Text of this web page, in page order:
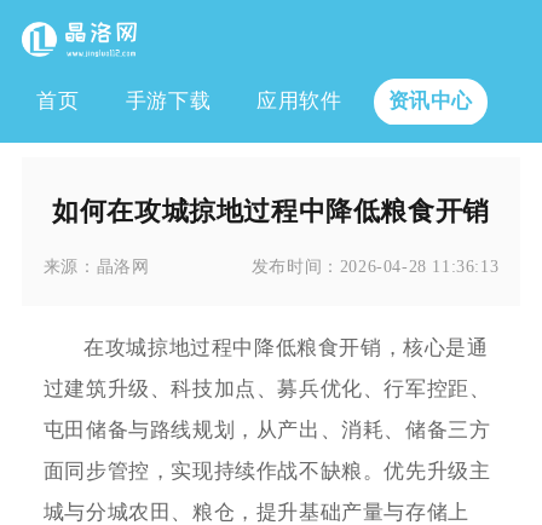
首页 手游下载 应用软件 资讯中心
如何在攻城掠地过程中降低粮食开销
来源： 晶洛网 发布时间： 2026-04-28 11:36:13
在攻城掠地过程中降低粮食开销，核心是通
过建筑升级、科技加点、募兵优化、行军控距、
屯田储备与路线规划，从产出、消耗、储备三方
面同步管控，实现持续作战不缺粮。优先升级主
城与分城农田、粮仓，提升基础产量与存储上